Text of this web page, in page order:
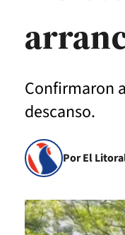
Confirmaron
descanso.
Por El